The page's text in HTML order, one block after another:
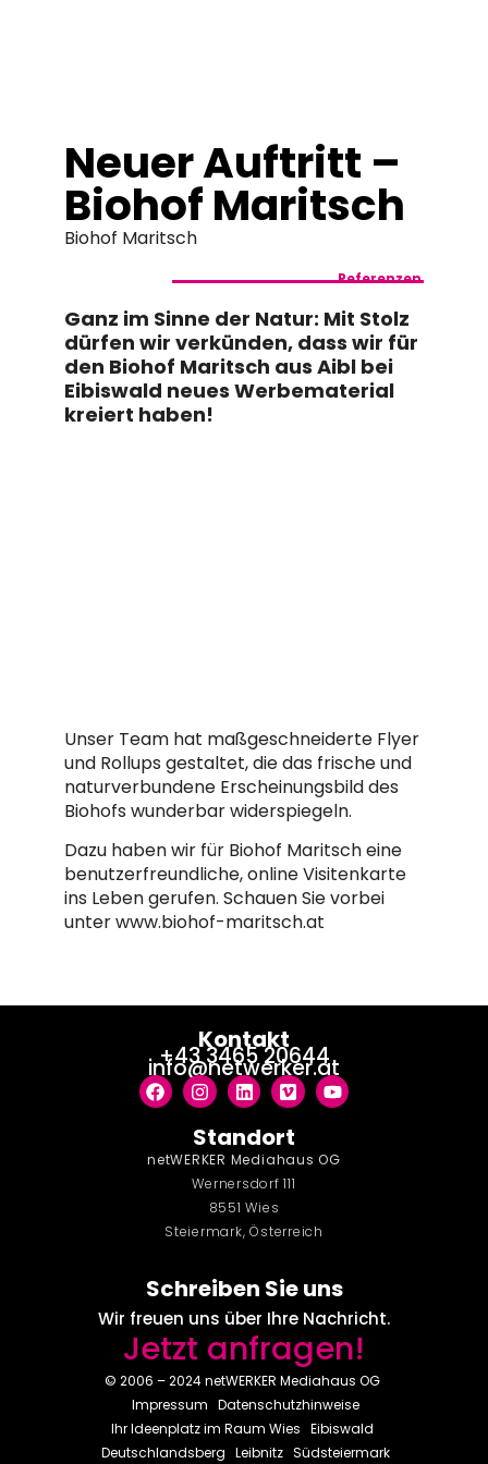
Neuer Auftritt –
Biohof Maritsch
Biohof Maritsch
Referenzen
Ganz im Sinne der Natur: Mit Stolz
dürfen wir verkünden, dass wir für
den Biohof Maritsch aus Aibl bei
Eibiswald neues Werbematerial
kreiert haben!
Unser Team hat maßgeschneiderte Flyer
und Rollups gestaltet, die das frische und
naturverbundene Erscheinungsbild des
Biohofs wunderbar widerspiegeln.
Dazu haben wir für Biohof Maritsch eine
benutzerfreundliche, online Visitenkarte
ins Leben gerufen. Schauen Sie vorbei
unter www.biohof-maritsch.at
Standort
netWERKER Mediahaus OG
Wernersdorf 111
8551 Wies
Steiermark, Österreich
Kontakt
+43 3465 20644
info@netwerker.at
Schreiben Sie uns
Wir freuen uns über Ihre Nachricht.
Jetzt anfragen!
© 2006 – 2024 netWERKER Mediahaus OG
Impressum Datenschutzhinweise
Ihr Ideenplatz im Raum Wies Eibiswald
Deutschlandsberg Leibnitz Südsteiermark